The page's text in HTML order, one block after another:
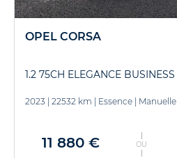
OPEL CORSA
1.2 75CH ELEGANCE BUSINESS
2023 22532 km Essence Manuelle
11 880 € OU